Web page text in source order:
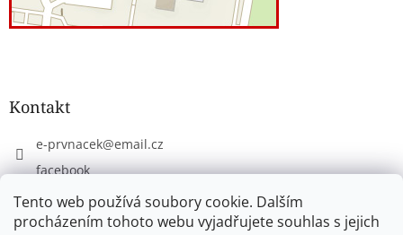
Tento web používá soubory cookie. Dalším
procházením tohoto webu vyjadřujete souhlas s jejich
Kontakt
e-prvnacek@email.cz
facebook
eprvnacek